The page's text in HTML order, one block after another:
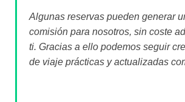
Algunas reservas pueden generar
comisión para nosotros, sin coste
ti. Gracias a ello podemos seguir
de viaje prácticas y actualizadas